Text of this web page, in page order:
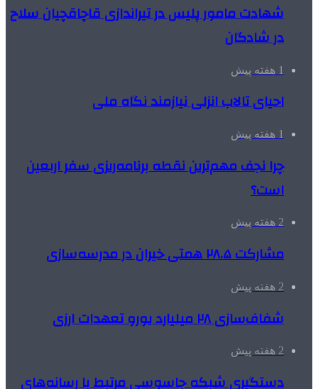
شهادت مامور پلیس در تیراندازی قاچاقچیان سلاح
در شادگان
1 هفته پیش
احیای تالاب انزلی نیازمند نگاه ملی
1 هفته پیش
چرا نجف مهم‌ترین نقطه برنامه‌ریزی سفر اربعین
است؟
2 هفته پیش
مشارکت ۲۸.۵ همتی خیران در مدرسه‌سازی
2 هفته پیش
شفاف‌سازی ۲۸ میلیارد یورو تعهدات ارزی
2 هفته پیش
دستگیری شبکه جاسوسی مرتبط با رسانه‌های